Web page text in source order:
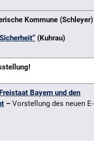
Kommune (Schleyer)
(Kuhrau)
Bayern und den
– Vorstellung des neuen E-